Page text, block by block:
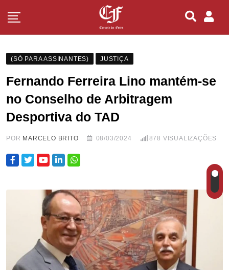
(SÓ PARA ASSINANTES) JUSTIÇA
Fernando Ferreira Lino mantém-se
no Conselho de Arbitragem
Desportiva do TAD
POR MARCELO BRITO 08/03/2024 878 VISUALIZAÇÕES